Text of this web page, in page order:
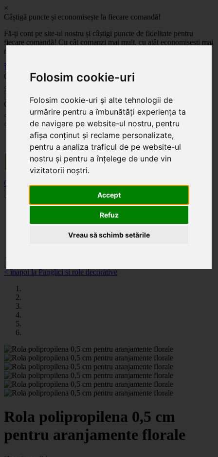
Folosim cookie-uri
Folosim cookie-uri și alte tehnologii de
urmărire pentru a îmbunătăți experiența ta
de navigare pe website-ul nostru, pentru
afișa conținut și reclame personalizate,
pentru a analiza traficul de pe website-ul
nostru și pentru a înțelege de unde vin
vizitatorii noștri.
Accept
Refuz
Vreau să schimb setările
×
Câștigă puncte și economisește la fiecare comandă!
Fă-ți cont pe site-ul nostru și câștigi puncte de fidelitate pentru
fiecare comandă! Cu cât comanzi mai mult, cu atât economisești mai
mult!
Înregistrează-te acum
Celoplast
Celoplast
Transportul este GRATUIT pentru comenzile mai mari de 350 Lei. Comanda minimă în
valoare de 100 Lei. Expediere în 1 - 2 zile lucrătoare.
0
< înapoi la Panglici si role decorative
Rola polipropilena 0,5 cm
pentru aranjamente florale